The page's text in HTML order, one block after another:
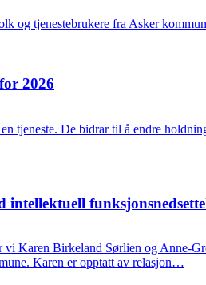
og tjenestebrukere fra Asker
2026
tjeneste. De bidrar til å endre
intellektuell
Karen Birkeland Sørlien og Anne-
Karen er opptatt av relasjon…